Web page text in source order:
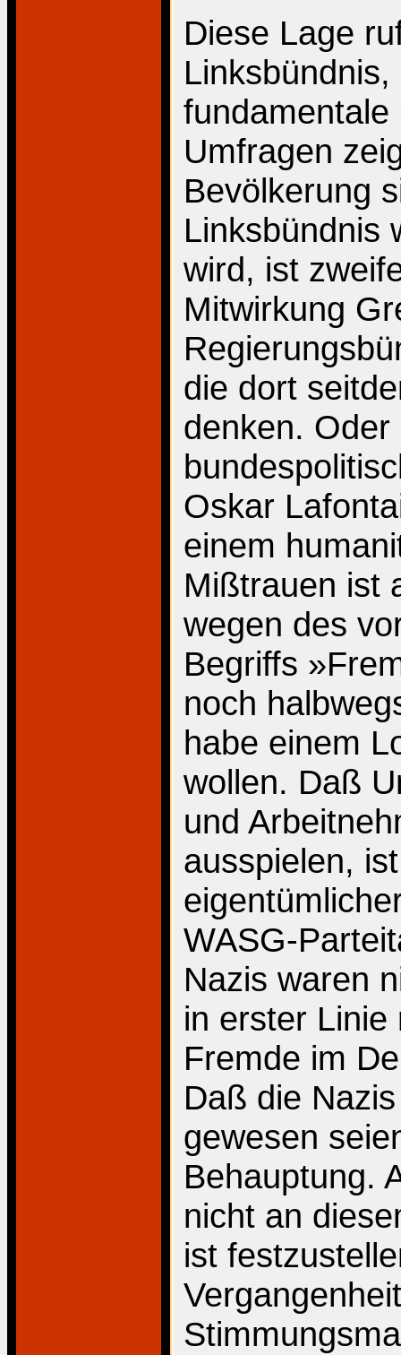
Diese Lage
Umfragen
Bevölkerung
Linksbündnis
wird, ist
Mitwirkung
die dort
denken.
Oskar
einem
Mißtrauen ist
wegen des
Begriffs
noch
habe einem
wollen. Daß
und
ausspielen,
WASG-
Nazis waren
in erster Linie
Fremde im
Daß die
gewesen
Behauptung.
nicht an
ist